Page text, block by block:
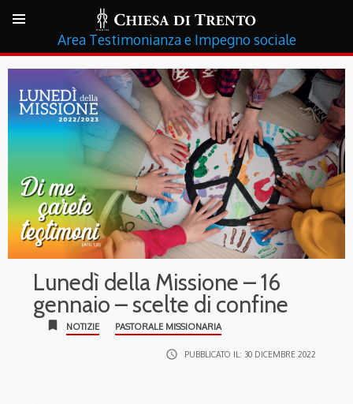
Testimonianza e Impegno sociale
Lunedì della Missione – 16
gennaio – scelte di confine
bookmark NOTIZIE PASTORALE MISSIONARIA
access_time PUBBLICATO IL: 30 DICEMBRE 2022